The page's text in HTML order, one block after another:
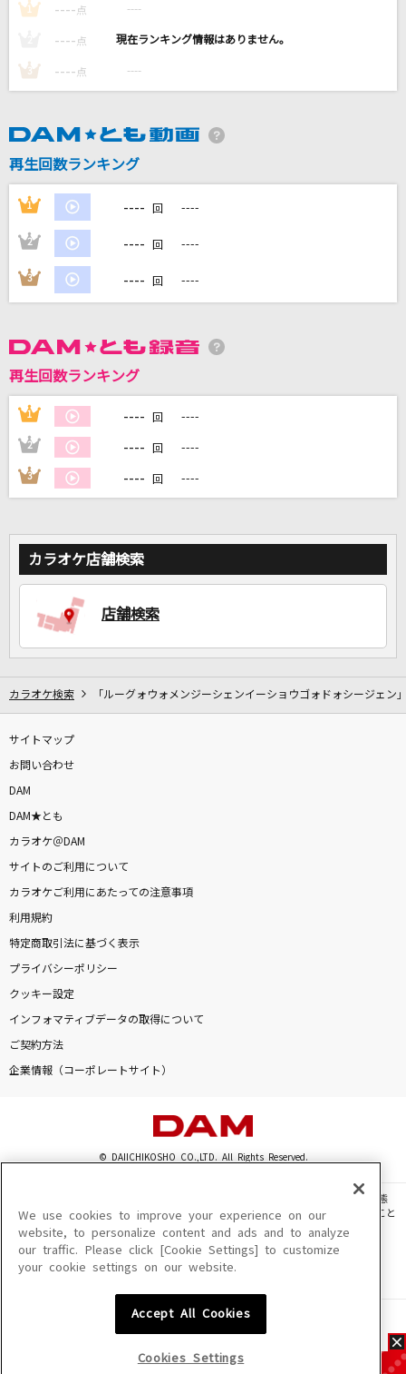
[生音]幸せ
back number
青春アミーゴ
修二と彰
CITRUS
旅路
藤井 風
DAMに会員登録・ログインして
1 ---- 点 ----
---- 点 ----
3 ---- 点 ----
再生回数ランキング
1 ---- 回 ----
2 ---- 回 ----
3 ---- 回 ----
再生回数ランキング
1 ---- 回 ----
2 ---- 回 ----
3 ---- 回 ----
カラオケ店舗検索
店舗検索
カラオケ検索 「ルーグォウォメンジーシェンイーショウゴォドォシージェン
サイトマップ
お問い合わせ
DAM
DAM★とも
カラオケ＠DAM
サイトのご利用について
カラオケご利用にあたっての注意事項
利用規約
特定商取引法に基づく表示
プライバシーポリシー
クッキー設定
インフォマティブデータの取得について
ご契約方法
企業情報（コーポレートサイト）
© DAIICHIKOSHO CO.,LTD. All Rights Reserved.
このサイトに掲載されている一切の文章・画像・写真・動画・音声等を、手段や形態
を問わず、著作権法の定める範囲を超えて無断で複製、転載、ファイル化などすること
を禁じます。
楽曲及びコンテンツは、機種によりご利用いただけない場合があります。
楽曲及びコンテンツの配信日、配信内容が変更になる場合があります。
We use cookies to improve your experience on our
website, to personalize content and ads and to analyze
our traffic. Please click [Cookie Settings] to customize
your cookie settings on our website.
Accept All Cookies
Cookies Settings